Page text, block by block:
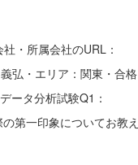
・所属会社のURL：
弘・エリア：関東・合格
ータ分析試験Q1：
第一印象についてお教え